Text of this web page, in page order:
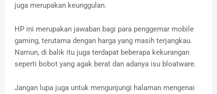
juga merupakan keunggulan.
HP ini merupakan jawaban bagi para penggemar mobile
gaming, terutama dengan harga yang masih terjangkau.
Namun, di balik itu juga terdapat beberapa kekurangan
seperti bobot yang agak berat dan adanya isu bloatware.
Jangan lupa juga untuk mengunjungi halaman mengenai